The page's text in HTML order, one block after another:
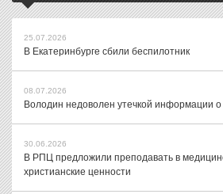
25.07.2026
В Екатеринбурге сбили беспилотник
08.07.2026
Володин недоволен утечкой информации
30.06.2026
В РПЦ предложили преподавать в
христианские ценности